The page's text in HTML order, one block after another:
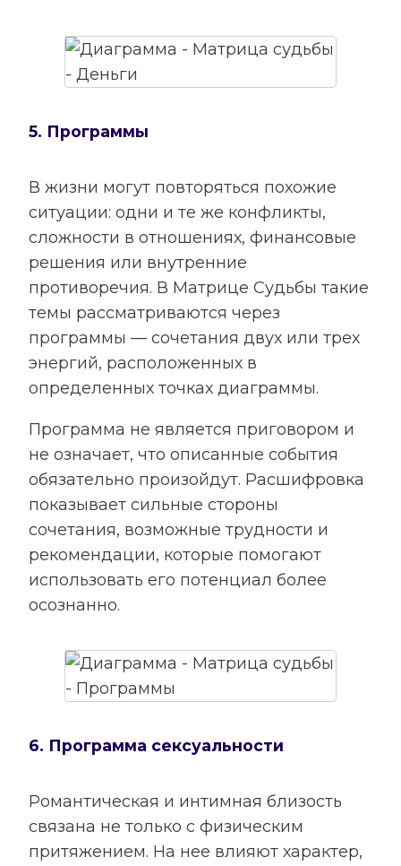
5. Программы
В жизни могут повторяться похожие
ситуации: одни и те же конфликты,
сложности в отношениях, финансовые
решения или внутренние
противоречия. В Матрице Судьбы такие
темы рассматриваются через
программы — сочетания двух или трех
энергий, расположенных в
определенных точках диаграммы.
Программа не является приговором и
не означает, что описанные события
обязательно произойдут. Расшифровка
показывает сильные стороны
сочетания, возможные трудности и
рекомендации, которые помогают
использовать его потенциал более
осознанно.
6. Программа сексуальности
Романтическая и интимная близость
связана не только с физическим
притяжением. На нее влияют характер,